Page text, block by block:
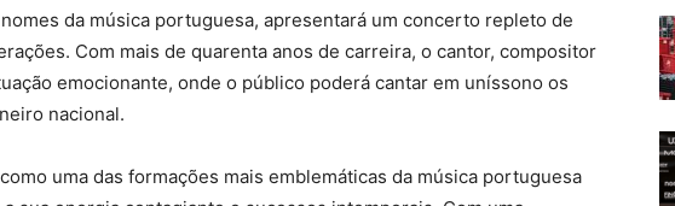
da música portuguesa, apresentará um concerto repleto de
Com mais de quarenta anos de carreira, o cantor, compositor
emocionante, onde o público poderá cantar em uníssono os
nacional.
uma das formações mais emblemáticas da música portuguesa